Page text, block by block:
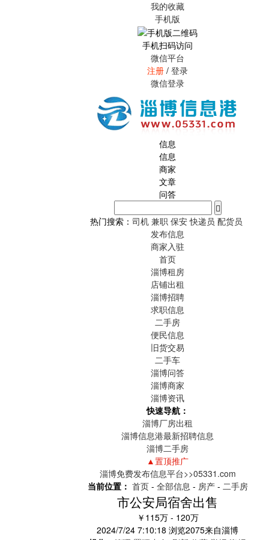
我的收藏
手机版
手机扫码访问
微信平台
注册 / 登录
微信登录
信息
信息
商家
文章
问答
热门搜索： 司机 兼职 保安 快递员 配货员
发布信息
商家入驻
首页
淄博租房
店铺出租
淄博招聘
求职信息
二手房
便民信息
旧货交易
二手车
淄博问答
淄博商家
淄博资讯
快速导航：
淄博厂房出租
淄博信息港最新招聘信息
淄博二手房
▲置顶推广
淄博免费发布信息平台>>05331.com
当前位置： 首页- 全部信息 - 房产- 二手房
市公安局宿舍出售
￥115万 - 120万
2024/7/24 7:10:18 浏览2075来自淄博